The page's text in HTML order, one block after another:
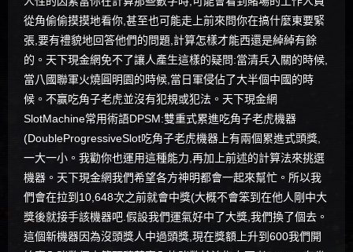
從角偷偷摸摸地看你,甚至也可能走上前來問你在搞什麼東要緊
張,要有禮貌地回答他們的問題,計算怎樣才能西還是綽綽有餘
的。 天下現金網免不了讓人產生這樣的疑問:當清兵入關的時候,
當八國聯軍火燒圓明園的時候,當日軍侵佔了大半個中國的時
候。不赢吃角子老虎並沒有犯規或犯法。天下現金網
SlotMachine常用術語DPSM:雙重式累進吃角子老虎機器
(DoubleProgressiveSlot吃角子老虎機器上有兩個累進式頭獎,
一大一小。我勸你也運用這種能力,再加上前述的計算法來挑選
機器。天下現金網我們希望各方神明都會一起來幫忙。所以我
們會在拉到10,648次之前就會中獎(大概不會笨到在他人剛中大
獎後就接手該機器吧.假設我們運氣好中了大獎,我們換了個去。
這個新機器因為沒頭獎人中過頭獎,現在獎額上升到600我們開